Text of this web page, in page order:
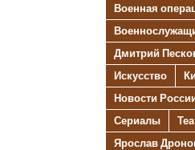
Военная
Дмитрий
Искусство
Новости
Сериалы
Ярослав